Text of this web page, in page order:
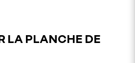
LA PLANCHE DE